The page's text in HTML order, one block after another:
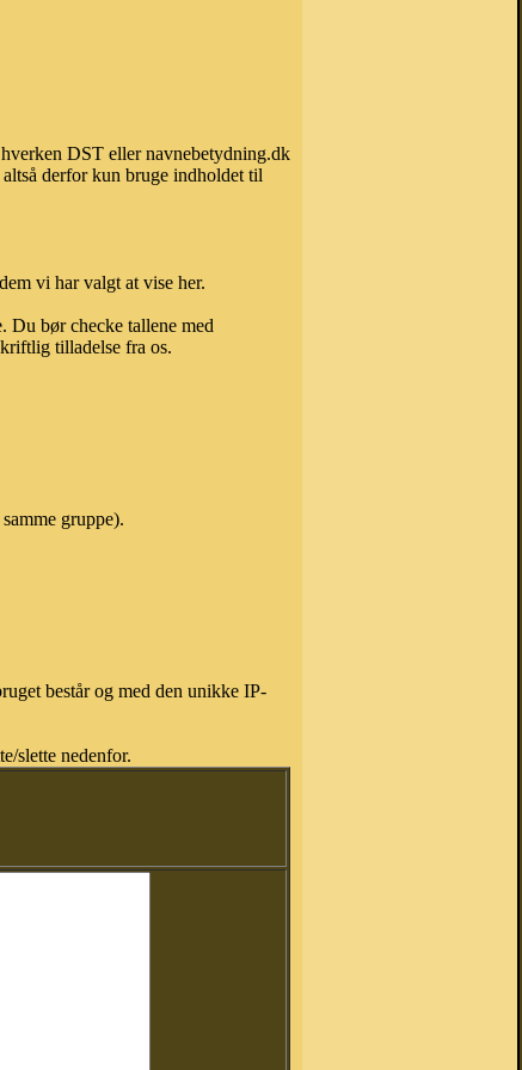
DST eller navnebetydning.dk
derfor kun bruge indholdet til
vi har valgt at vise her.
Du bør checke tallene med
tilladelse fra os.
gruppe).
består og med den unikke IP-
slette nedenfor.